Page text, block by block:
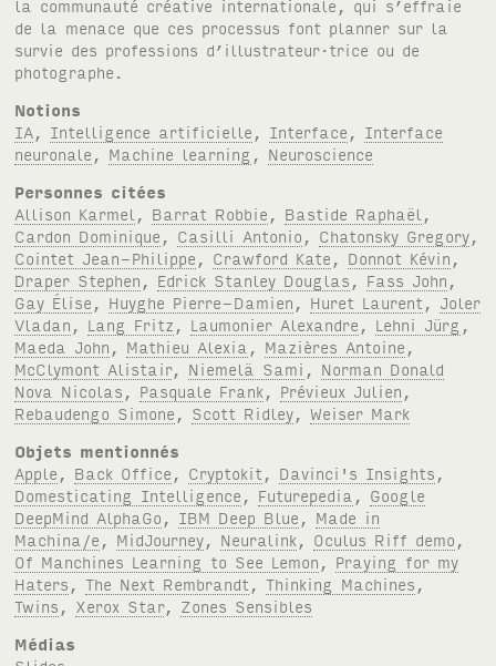
la communauté créative internationale, qui s’effraie
de la menace que ces processus font planner sur la
survie des professions d’illustrateur·trice ou de
photographe.
Notions
IA
Intelligence artificielle Interface
Interface
neuronale
Machine learning
Neuroscience
Personnes citées
Allison Karmel
Barrat Robbie Bastide Raphaël
Cardon Dominique
Casilli Antonio Chatonsky Gregory
Cointet Jean-Philippe
Crawford Kate Donnot Kévin
Draper Stephen
Edrick Stanley Douglas Fass John
Gay Élise
Huyghe Pierre-Damien Huret Laurent
Joler
Vladan
Lang Fritz Laumonier Alexandre Lehni Jürg
Maeda John
Mathieu Alexia Mazières Antoine
McClymont Alistair, Niemelä Sami
Norman Donald
Nova Nicolas
Pasquale Frank Prévieux Julien
Rebaudengo Simone
Scott Ridley ,Weiser Mark
Objets mentionnés
Apple
Back Office Cryptokit Davinci's Insights
Domesticating Intelligence
Futurepedia
Google
DeepMind AlphaGo
IBM Deep Blue
Made in
Machina/e
MidJourney Neuralink Oculus Riff demo
Of Manchines Learning to See Lemon
Praying for my
Haters ,The Next Rembrandt ,Thinking Machines
Twins
Xerox Star, Zones Sensibles
Médias